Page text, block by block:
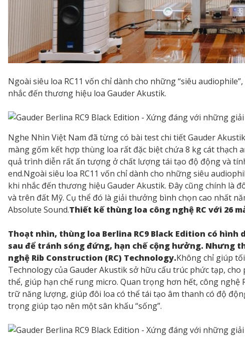
Ngoài siêu loa RC11 vốn chỉ dành cho những “siêu
nhắc đến thương hiệu loa Gauder Akustik.
Nghe Nhìn Việt Nam đã từng có bài test chi tiết Gauder
màng gốm kết hợp thùng loa rất đặc biệt chứa 8 kg cát thạch
quả trình diễn rất ấn tượng ở chất lượng tái tạo độ động và
end.Ngoài siêu loa RC11 vốn chỉ dành cho những siêu
khi nhắc đến thương hiệu Gauder Akustik. Đây cũng chính là
và trên đất Mỹ. Cụ thể đó là giải thưởng bình chọn cao nhất
Absolute Sound.Thiết kế thùng loa công nghệ RC với 26
Thoạt nhìn, thùng loa Berlina RC9 Black Edition có
sau để tránh sóng đứng, hạn chế cộng hưởng. Nhưng
nghệ Rib Construction (RC) Technology.Không chỉ giúp
Technology của Gauder Akustik sở hữu cấu trúc phức tạp,
thể, giúp hạn chế rung micro. Quan trọng hơn hết, công
trữ năng lượng, giúp đôi loa có thể tái tạo âm thanh có độ
trọng giúp tạo nên một sân khấu “sống”.